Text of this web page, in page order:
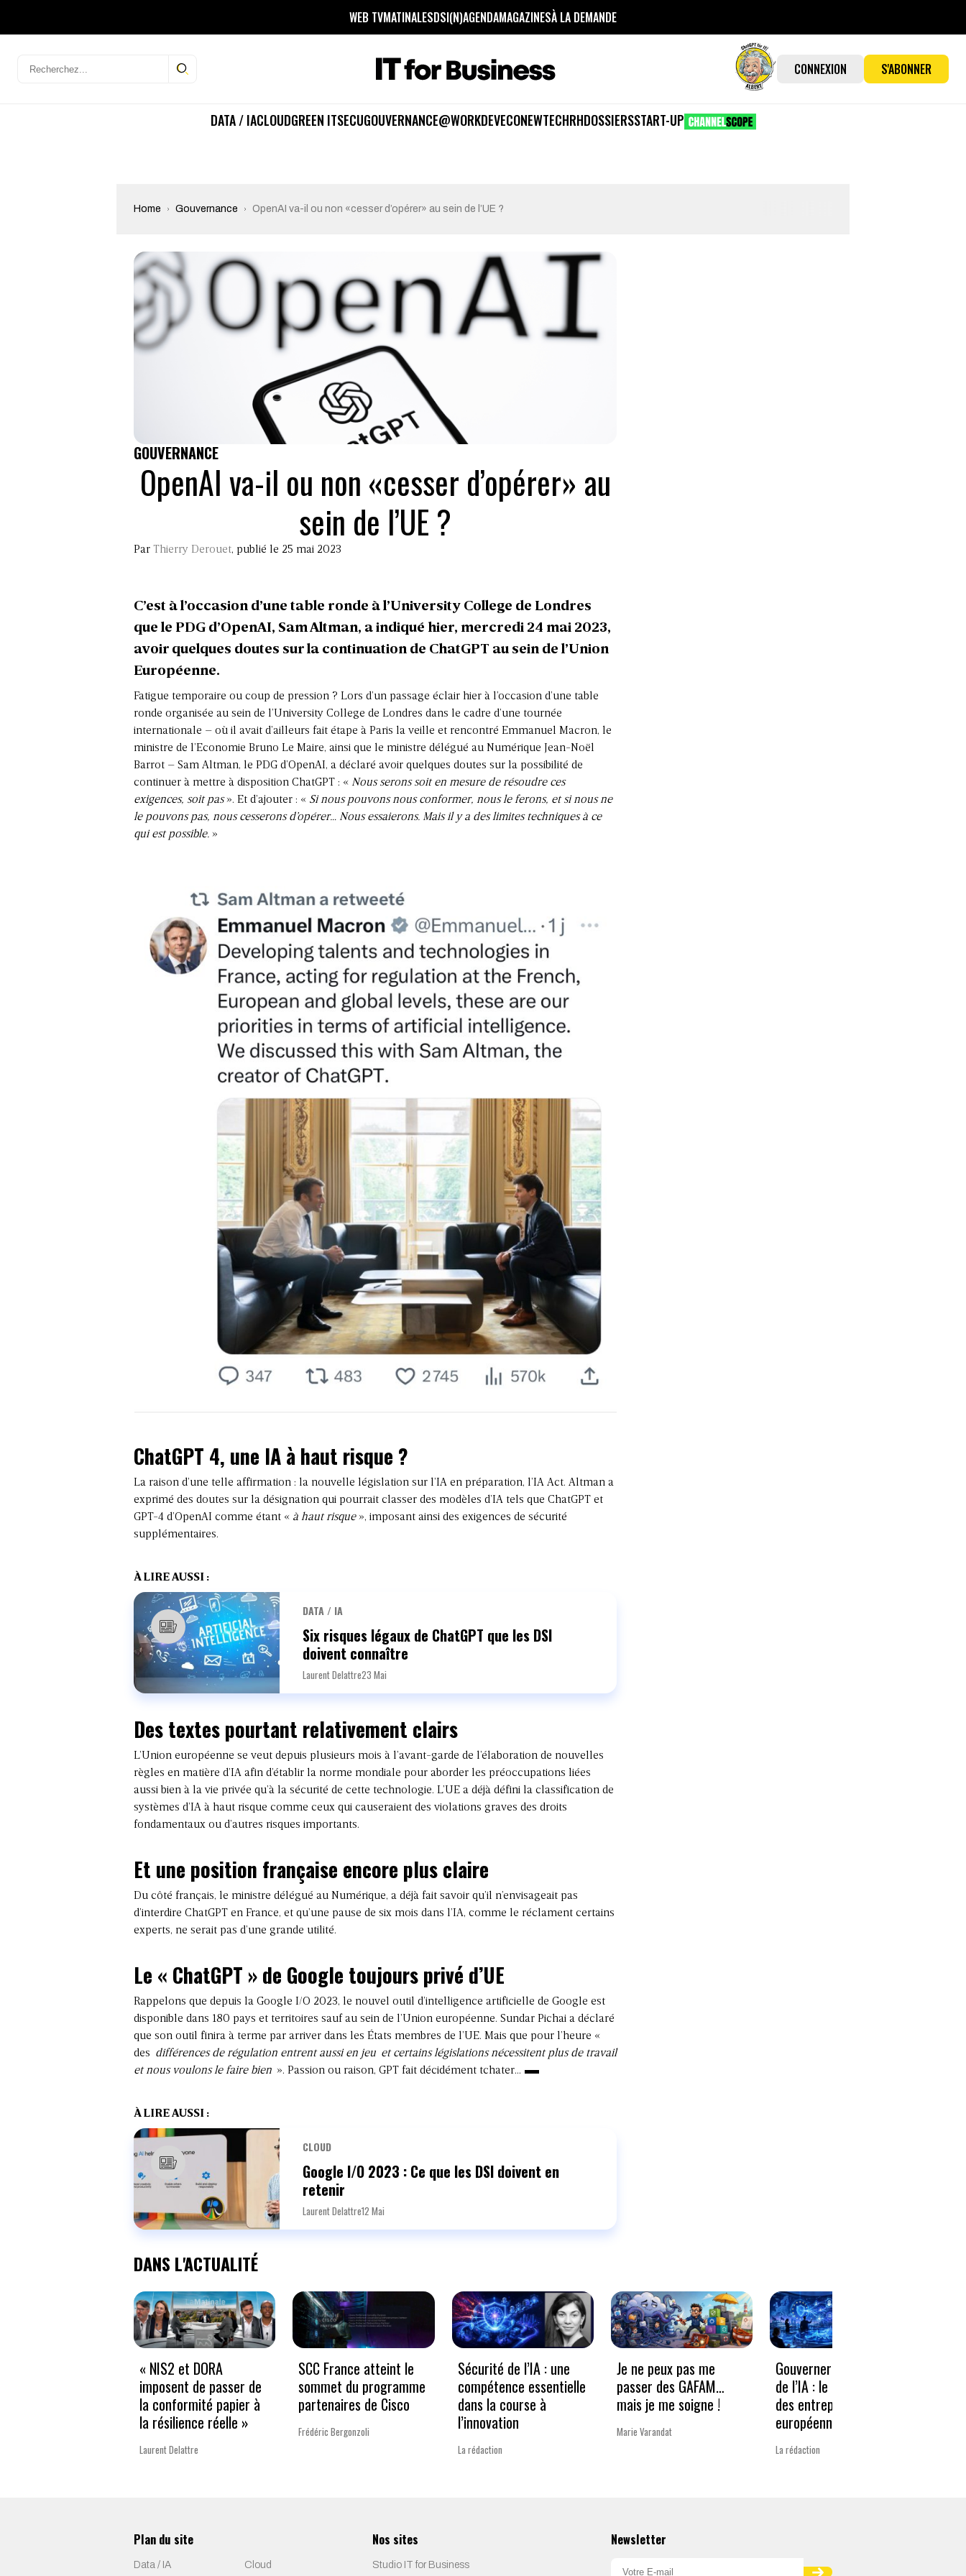
WEB TVMATINALESDSI(N)AGENDAMAGAZINESÀ LA DEMANDE
CONNEXION S'ABONNER
DATA / IACLOUDGREEN ITSECUGOUVERNANCE@WORKDEVECONEWTECHRHDOSSIERSSTART-UP
Home Gouvernance OpenAI va-il ou non «cesser d’opérer» au sein de l’UE ?
GOUVERNANCE
OpenAI va-il ou non «cesser d’opérer» au
sein de l’UE ?
Par Thierry Derouet, publié le 25 mai 2023
C’est à l’occasion d’une table ronde à l’University College de Londres
que le PDG d’OpenAI, Sam Altman, a indiqué hier, mercredi 24 mai 2023,
avoir quelques doutes sur la continuation de ChatGPT au sein de l’Union
Européenne.
Fatigue temporaire ou coup de pression ? Lors d’un passage éclair hier à l’occasion d’une table
ronde organisée au sein de l’University College de Londres dans le cadre d’une tournée
internationale – où il avait d’ailleurs fait étape à Paris la veille et rencontré Emmanuel Macron, le
ministre de l’Economie Bruno Le Maire, ainsi que le ministre délégué au Numérique Jean-Noël
Barrot – Sam Altman, le PDG d’OpenAI, a déclaré avoir quelques doutes sur la possibilité de
continuer à mettre à disposition ChatGPT : « Nous serons soit en mesure de résoudre ces
exigences, soit pas». Et d’ajouter : « Si nous pouvons nous conformer, nous le ferons, et si nous ne
le pouvons pas, nous cesserons d’opérer… Nous essaierons. Mais il y a des limites techniques à ce
qui est possible. »
ChatGPT 4, une IA à haut risque ?
La raison d’une telle affirmation : la nouvelle législation sur l’IA en préparation, l’IA Act. Altman a
exprimé des doutes sur la désignation qui pourrait classer des modèles d’IA tels que ChatGPT et
GPT-4 d’OpenAI comme étant « à haut risque», imposant ainsi des exigences de sécurité
supplémentaires.
À LIRE AUSSI :
DATA / IA
Six risques légaux de ChatGPT que les DSI
doivent connaître
Laurent Delattre23 Mai
Des textes pourtant relativement clairs
L’Union européenne se veut depuis plusieurs mois à l’avant-garde de l’élaboration de nouvelles
règles en matière d’IA afin d’établir la norme mondiale pour aborder les préoccupations liées
aussi bien à la vie privée qu’à la sécurité de cette technologie. L’UE a déjà défini la classification de
systèmes d’IA à haut risque comme ceux qui causeraient des violations graves des droits
fondamentaux ou d’autres risques importants.
Et une position française encore plus claire
Du côté français, le ministre délégué au Numérique, a déjà fait savoir qu’il n’envisageait pas
d’interdire ChatGPT en France, et qu’une pause de six mois dans l’IA, comme le réclament certains
experts, ne serait pas d’une grande utilité.
Le « ChatGPT » de Google toujours privé d’UE
Rappelons que depuis la Google I/O 2023, le nouvel outil d’intelligence artificielle de Google est
disponible dans 180 pays et territoires sauf au sein de l’Union européenne. Sundar Pichai a déclaré
que son outil finira à terme par arriver dans les États membres de l’UE. Mais que pour l’heure «
des différences de régulation entrent aussi en jeu et certains législations nécessitent plus de travail
et nous voulons le faire bien ». Passion ou raison, GPT fait décidément tchater…
À LIRE AUSSI :
CLOUD
Google I/O 2023 : Ce que les DSI doivent en
retenir
Laurent Delattre12 Mai
DANS L'ACTUALITÉ
« NIS2 et DORA
imposent de passer de
la conformité papier à
la résilience réelle »
Laurent Delattre
SCC France atteint le
sommet du programme
partenaires de Cisco
Frédéric Bergonzoli
Sécurité de l’IA : une
compétence essentielle
dans la course à
l’innovation
La rédaction
Je ne peux pas me
passer des GAFAM…
mais je me soigne !
Marie Varandat
Gouverner à la vitesse
de l’IA : le nouveau défi
des entreprises
européennes
La rédaction
Plan du site
Data / IA Cloud
Nos sites
Studio IT for Business
Newsletter